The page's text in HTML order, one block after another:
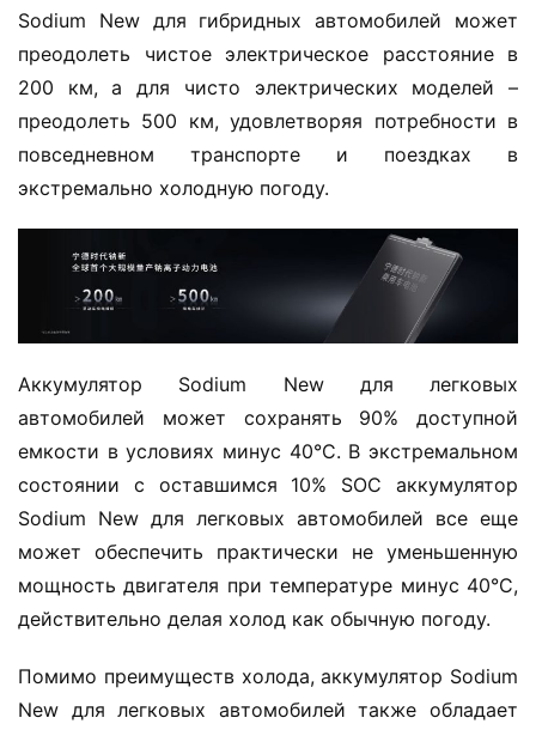
м
о
й
н
ф
Sodium New для гибридных автомобилей может
преодолеть чистое электрическое расстояние в
200 км, а для чисто электрических моделей –
преодолеть 500 км, удовлетворяя потребности в
повседневном транспорте и поездках в
экстремально холодную погоду.
Аккумулятор Sodium New для легковых
автомобилей может сохранять 90% доступной
емкости в условиях минус 40°C. В экстремальном
состоянии с оставшимся 10% SOC аккумулятор
Sodium New для легковых автомобилей все еще
может обеспечить практически не уменьшенную
мощность двигателя при температуре минус 40°C,
действительно делая холод как обычную погоду.
Помимо преимуществ холода, аккумулятор Sodium
New для легковых автомобилей также обладает